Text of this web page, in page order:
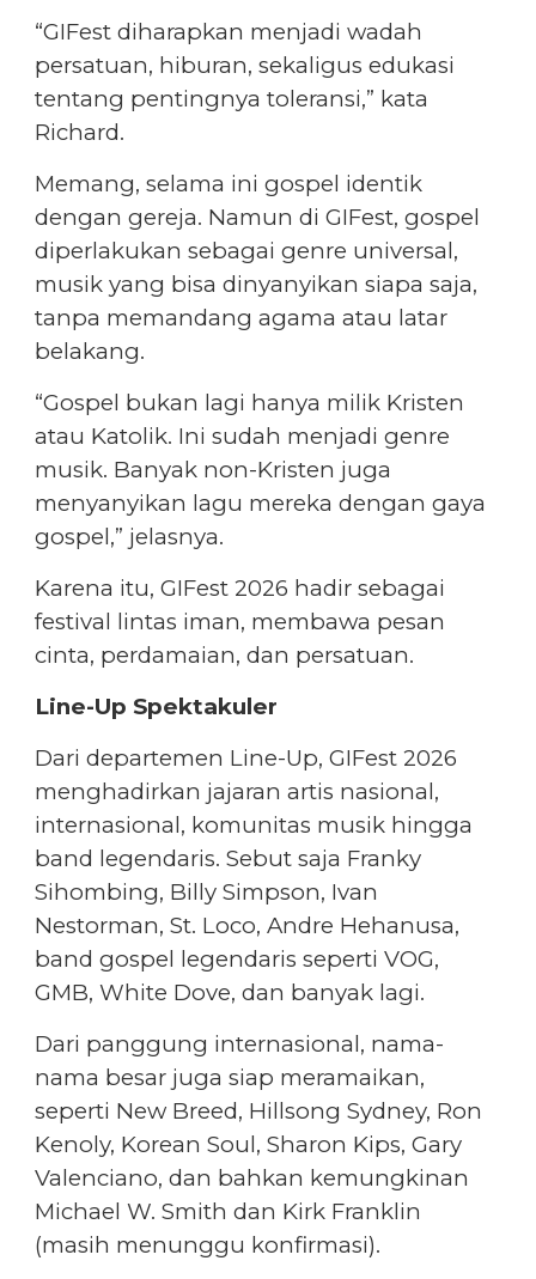
“GIFest diharapkan menjadi wadah
persatuan, hiburan, sekaligus edukasi
tentang pentingnya toleransi,” kata
Richard.
Memang, selama ini gospel identik
dengan gereja. Namun di GIFest, gospel
diperlakukan sebagai genre universal,
musik yang bisa dinyanyikan siapa saja,
tanpa memandang agama atau latar
belakang.
“Gospel bukan lagi hanya milik Kristen
atau Katolik. Ini sudah menjadi genre
musik. Banyak non-Kristen juga
menyanyikan lagu mereka dengan gaya
gospel,” jelasnya.
Karena itu, GIFest 2026 hadir sebagai
festival lintas iman, membawa pesan
cinta, perdamaian, dan persatuan.
Line-Up Spektakuler
Dari departemen Line-Up, GIFest 2026
menghadirkan jajaran artis nasional,
internasional, komunitas musik hingga
band legendaris. Sebut saja Franky
Sihombing, Billy Simpson, Ivan
Nestorman, St. Loco, Andre Hehanusa,
band gospel legendaris seperti VOG,
GMB, White Dove, dan banyak lagi.
Dari panggung internasional, nama-
nama besar juga siap meramaikan,
seperti New Breed, Hillsong Sydney, Ron
Kenoly, Korean Soul, Sharon Kips, Gary
Valenciano, dan bahkan kemungkinan
Michael W. Smith dan Kirk Franklin
(masih menunggu konfirmasi).